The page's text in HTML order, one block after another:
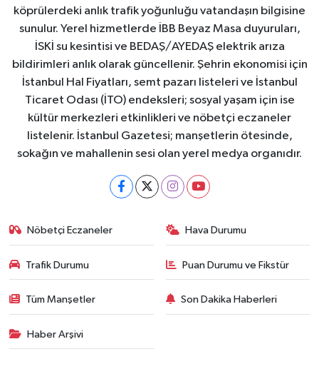
köprülerdeki anlık trafik yoğunluğu vatandaşın bilgisine
sunulur. Yerel hizmetlerde İBB Beyaz Masa duyuruları,
İSKİ su kesintisi ve BEDAŞ/AYEDAŞ elektrik arıza
bildirimleri anlık olarak güncellenir. Şehrin ekonomisi için
İstanbul Hal Fiyatları, semt pazarı listeleri ve İstanbul
Ticaret Odası (İTO) endeksleri; sosyal yaşam için ise
kültür merkezleri etkinlikleri ve nöbetçi eczaneler
listelenir. İstanbul Gazetesi; manşetlerin ötesinde,
sokağın ve mahallenin sesi olan yerel medya organıdır.
Nöbetçi Eczaneler Hava Durumu
Trafik Durumu Puan Durumu ve Fikstür
Tüm Manşetler Son Dakika Haberleri
Haber Arşivi